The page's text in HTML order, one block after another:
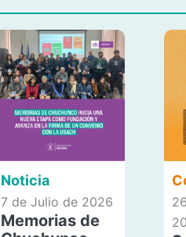
Noticia
7 de Julio de 2026
Memorias de